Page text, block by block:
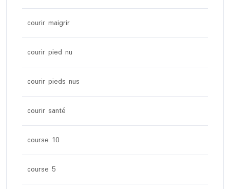
courir maigrir
courir pied nu
courir pieds nus
courir santé
course 10
course 5